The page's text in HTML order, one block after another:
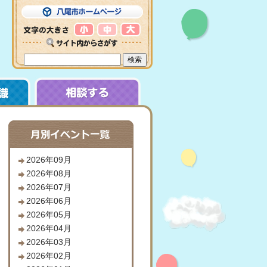
2026年09月
2026年08月
2026年07月
2026年06月
2026年05月
2026年04月
2026年03月
2026年02月